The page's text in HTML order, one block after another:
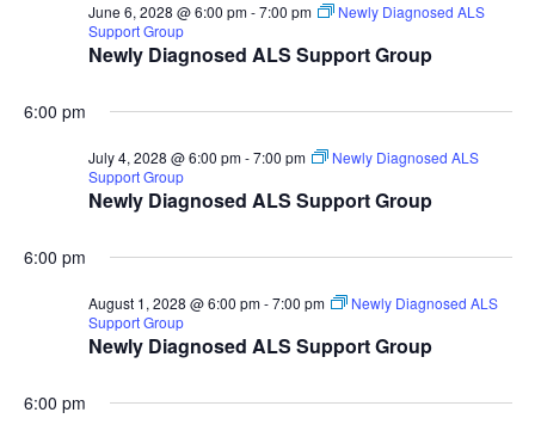
Newly Diagnosed ALS Support Group
June 6, 2028 @ 6:00 pm-7:00 pm
Newly Diagnosed ALS
Support Group
6:00 pm
Newly Diagnosed ALS Support Group
July 4, 2028 @ 6:00 pm-7:00 pm
Newly Diagnosed ALS
Support Group
6:00 pm
Newly Diagnosed ALS Support Group
August 1, 2028 @ 6:00 pm-7:00 pm
Newly Diagnosed ALS
Support Group
6:00 pm